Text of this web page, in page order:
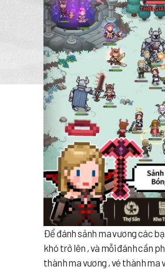
Để đánh sảnh ma vương các
khó trở lên , và mỗi đánh cần
thành ma vương , vé thành ma